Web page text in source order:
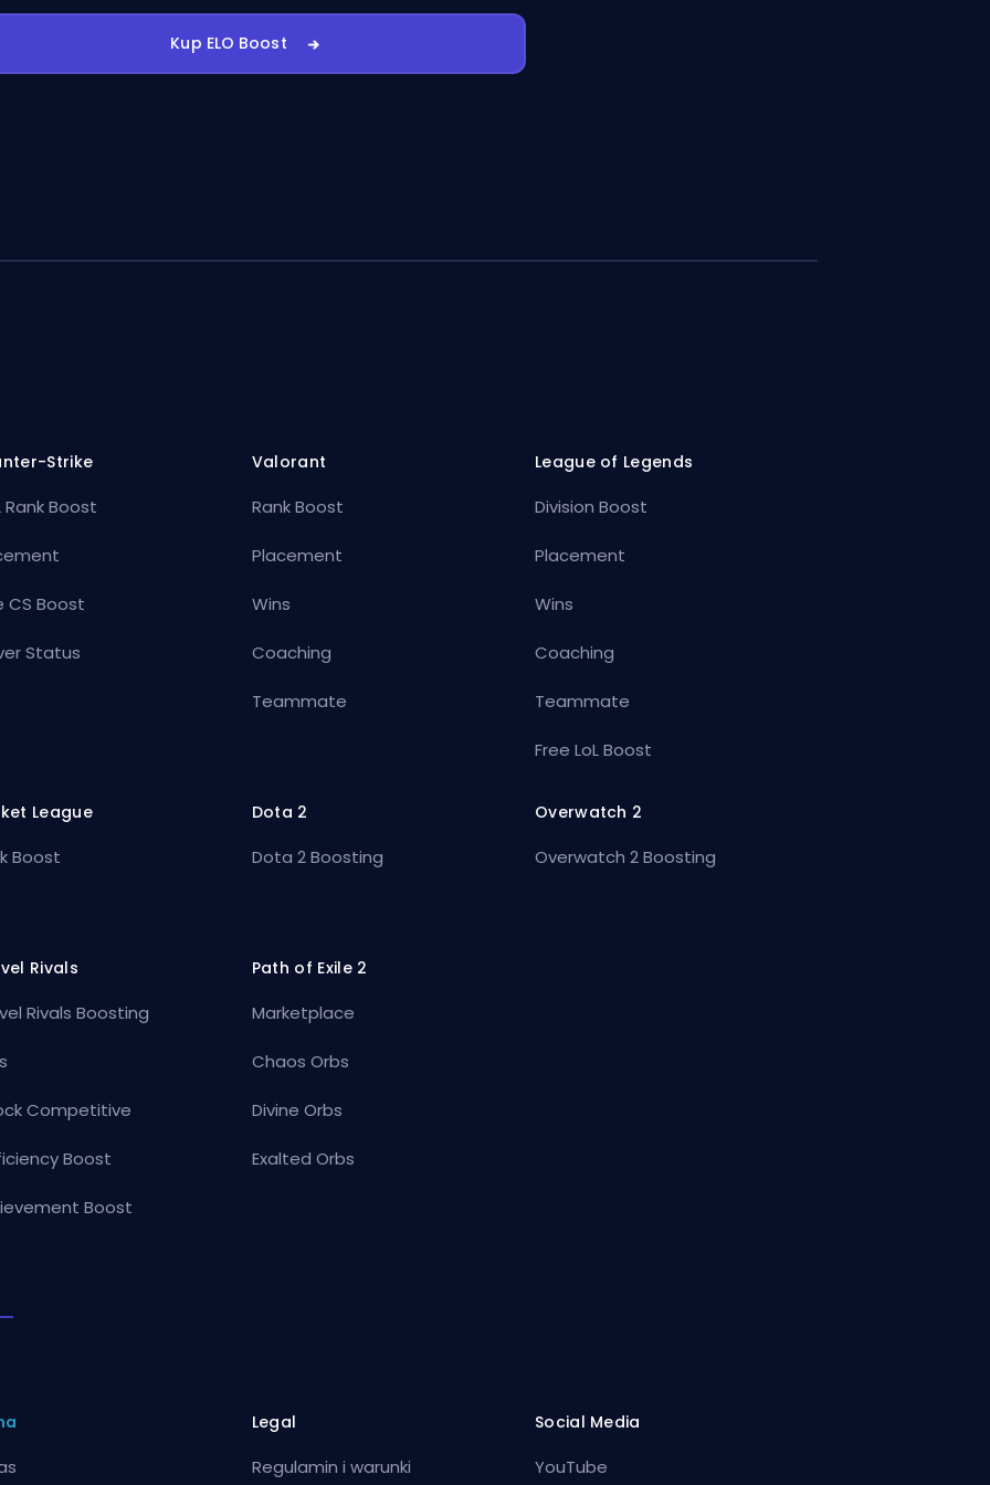
Kup ELO Boost
Strike
Rank Boost
CS Boost
Status
Valorant
Rank Boost
Placement
Wins
Coaching
Teammate
League of Legends
Division Boost
Placement
Wins
Coaching
Teammate
Free LoL Boost
League
Boost
Dota 2
Dota 2 Boosting
Overwatch 2
Overwatch 2 Boosting
Rivals
Rivals Boosting
Competitive
Boost
Boost
Path of Exile 2
Marketplace
Chaos Orbs
Divine Orbs
Exalted Orbs
Legal
Regulamin i warunki
Social Media
YouTube